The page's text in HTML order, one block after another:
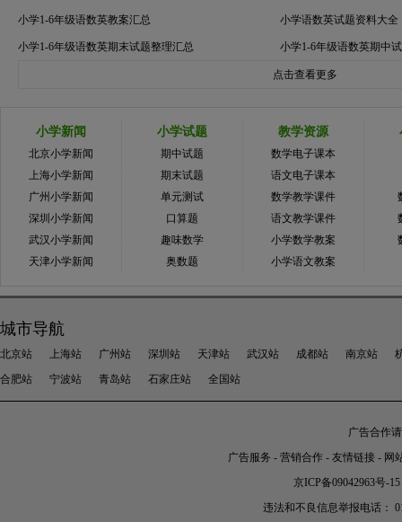
小学1-6年级语数英教案汇总 小学语数英试题资料大全
小学1-6年级语数英期末试题整理汇总 小学1-6年级语数英期中
点击查看更多
小学新闻
北京小学新闻
上海小学新闻
广州小学新闻
深圳小学新闻
武汉小学新闻
天津小学新闻
小学试题
期中试题
期末试题
单元测试
口算题
趣味数学
奥数题
教学资源
数学电子课本
语文电子课本
数学教学课件
语文教学课件
小学数学教案
小学语文教案
城市导航
北京站 上海站 广州站 深圳站 天津站 武汉站 成都站 南京站
合肥站
宁波站 青岛站 石家庄站 全国站
广告合作
广告服务 - 营销合作 - 友情链接 - 网
京ICP备09042963号-15
违法和不良信息举报电话：